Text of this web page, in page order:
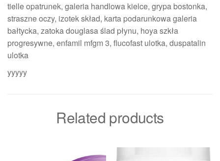
tielle opatrunek, galeria handlowa kielce, grypa bostonka,
straszne oczy, izotek skład, karta podarunkowa galeria
bałtycka, zatoka douglasa ślad płynu, hoya szkła
progresywne, enfamil mfgm 3, flucofast ulotka, duspatalin
ulotka
yyyyy
Related products